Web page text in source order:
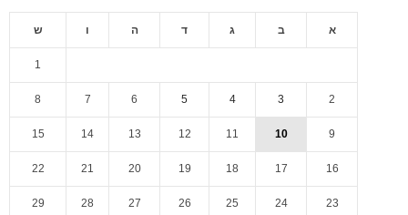
א ב ג ד ה ו ש
1
2
3
4
5
6
7
8
9
10
11
12
13
14
15
16
17
18
19
20
21
22
23
24
25
26
27
28
29